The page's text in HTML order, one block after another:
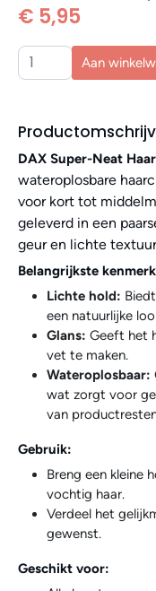
€ 5,95
Aan
DAX Super-Neat
wateroplosbare
voor kort tot
geleverd in een
geur en lichte
Belangrijkste
Lichte hold:
een natuurlijke
Glans: Geeft het
vet te maken.​
Wateroplosbaar:
wat zorgt voor
van
Gebruik:
Breng een kleine
vochtig haar.​
Verdeel het
gewenst.​
Geschikt voor: